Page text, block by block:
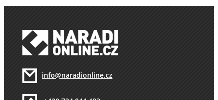
info@naradionline.cz